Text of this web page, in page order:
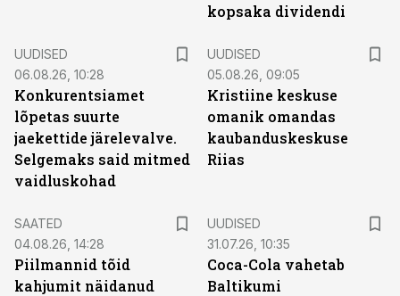
kopsaka dividendi
UUDISED
06.08.26, 10:28
Konkurentsiamet
lõpetas suurte
jaekettide järelevalve.
Selgemaks said mitmed
vaidluskohad
UUDISED
05.08.26, 09:05
Kristiine keskuse
omanik omandas
kaubanduskeskuse
Riias
SAATED
04.08.26, 14:28
Piilmannid tõid
kahjumit näidanud
UUDISED
31.07.26, 10:35
Coca-Cola vahetab
Baltikumi